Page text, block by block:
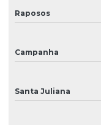
Raposos
Campanha
Santa Juliana